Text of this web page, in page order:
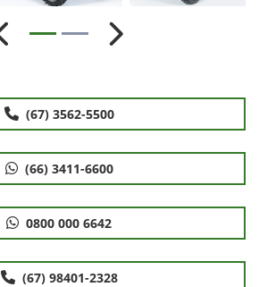
Anterior Próximo
(67) 3562-5500
(66) 3411-6600
0800 000 6642
(67) 98401-2328